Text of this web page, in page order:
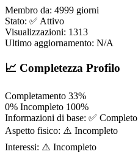
Membro da: 4999 giorni
Stato: ✅ Attivo
Visualizzazioni: 1313
Ultimo aggiornamento: N/A
📈 Completezza Profilo
Completamento 33%
0% Incompleto 100%
Informazioni di base: ✅ Completo
Aspetto fisico: ⚠️ Incompleto
Interessi: ⚠️ Incompleto